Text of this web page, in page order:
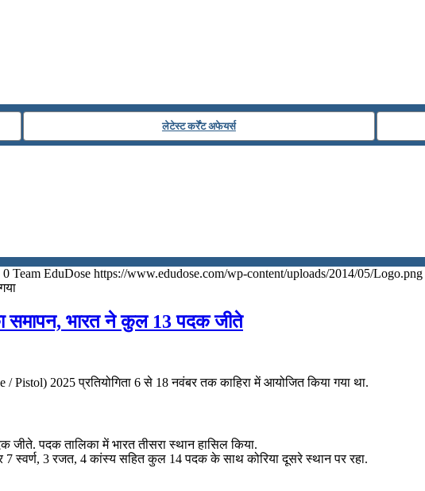
लेटेस्ट कर्रेंट अफेयर्स
0 Team EduDose https://www.edudose.com/wp-content/uploads/2014/05/Logo.png
समापन, भारत ने कुल 13 पदक जीते
2025 प्रतियोगिता 6 से 18 नवंबर तक काहिरा में आयोजित किया गया था.
पदक तालिका में भारत तीसरा स्थान हासिल किया.
3 रजत, 4 कांस्य सहित कुल 14 पदक के साथ कोरिया दूसरे स्थान पर रहा.